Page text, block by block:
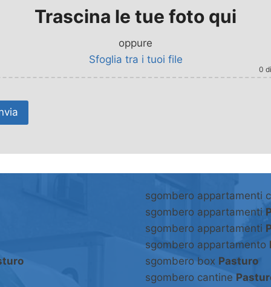
Trascina le tue foto qui
oppure
Sfoglia tra i tuoi file
0
sgombero appartamenti
sgombero appartamenti
sgombero appartamenti
sgombero appartamento
sgombero box Pasturo
sgombero cantine